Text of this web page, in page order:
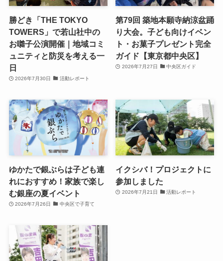
勝どき「THE TOKYO
TOWERS」で若山社中の
お囃子公演開催｜地域コミ
ュニティと防災を考える一
日
2026年7月30日 活動レポート
第79回 築地本願寺納涼盆踊
り大会。子ども向けイベン
ト・お菓子プレゼント完全
ガイド【東京都中央区】
2026年7月27日 中央区ガイド
ゆかたで銀ぶらは子ども連
れにおすすめ！家族で楽し
む銀座の夏イベント
2026年7月26日 中央区で子育て
イクシバ！プロジェクトに
参加しました
2026年7月21日 活動レポート